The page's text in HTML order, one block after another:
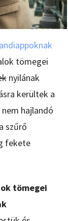
tömegei
nyilának
kerültek a
hajlandó
szűrő
fekete
tömegei